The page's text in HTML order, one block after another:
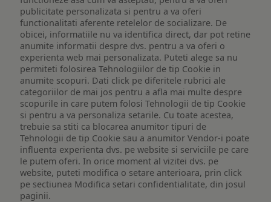
publicitate personalizata si pentru a va oferi
functionalitati aferente retelelor de socializare. De
obicei, informatiile nu va identifica direct, dar pot retine
anumite informatii despre dvs. pentru a va oferi o
experienta web mai personalizata. Puteti alege sa nu
permiteti folosirea Tehnologiilor de tip Cookie in
anumite scopuri. Dati click pe diferitele rubrici ale
categoriilor de mai jos pentru a afla mai multe despre
scopurile in care putem folosi Tehnologii de tip Cookie
si pentru a va personaliza setarile. Cu toate acestea,
trebuie sa stiti ca blocarea anumitor tipuri de
Tehnologii de tip Cookie sau a anumitor Vendor-i poate
influenta experienta dvs. pe website si serviciile pe care
le putem oferi. In orice moment al vizitei dvs. pe
website, puteti modifica o setare anterioara, prin click
pe sectiunea Modifica setari confidentialitate, din josul
paginii.